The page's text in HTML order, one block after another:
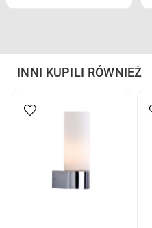
INNI KUPILI RÓWNIEŻ